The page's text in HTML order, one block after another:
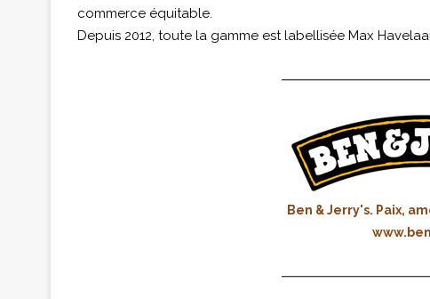
commerce équitable.
Depuis 2012, toute la gamme est labellisée Max
Ben & Jerry's. Paix,